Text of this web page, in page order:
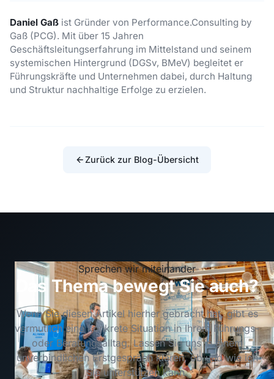
Daniel Gaß ist Gründer von Performance.Consulting by
Gaß (PCG). Mit über 15 Jahren
Geschäftsleitungserfahrung im Mittelstand und seinem
systemischen Hintergrund (DGSv, BMeV) begleitet er
Führungskräfte und Unternehmen dabei, durch Haltung
und Struktur nachhaltige Erfolge zu erzielen.
Zurück zur Blog-Übersicht
Sprechen wir miteinander
Das Thema bewegt Sie auch?
Wenn Sie diesen Artikel hierher gebracht hat, gibt es
vermutlich eine konkrete Situation in Ihrem Führungs-
oder Beratungsalltag. Lassen Sie uns in einem
unverbindlichen Erstgespräch klären, ob und wie ich
Sie unterstützen kann.